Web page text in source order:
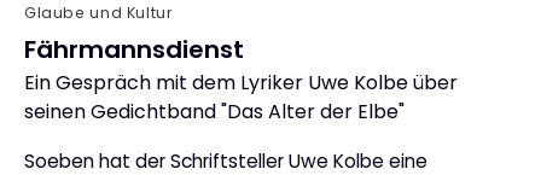
Glaube und Kultur
Fährmannsdienst
:
Ein Gespräch mit dem Lyriker Uwe Kolbe über
seinen Gedichtband "Das Alter der Elbe"
Soeben hat der Schriftsteller Uwe Kolbe eine